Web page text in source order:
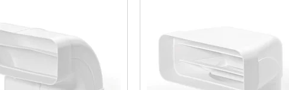
Flexibele afvoerbuis, enz.